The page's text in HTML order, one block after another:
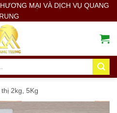
MẠI VÀ DỊCH VỤ QUANG
2kg, 5Kg